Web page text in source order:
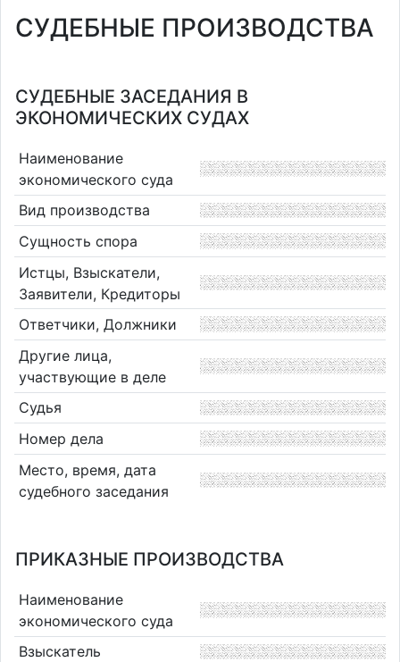
СУДЕБНЫЕ ПРОИЗВОДСТВА
СУДЕБНЫЕ ЗАСЕДАНИЯ В
ЭКОНОМИЧЕСКИХ СУДАХ
Наименование
экономического суда
Вид производства
Сущность спора
Истцы, Взыскатели,
Заявители, Кредиторы
Ответчики, Должники
Другие лица,
участвующие в деле
Судья
Номер дела
Место, время, дата
судебного заседания
ПРИКАЗНЫЕ ПРОИЗВОДСТВА
Наименование
экономического суда
Взыскатель